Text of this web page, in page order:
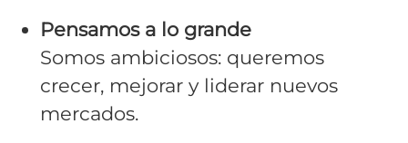
Pensamos a lo grande
Somos ambiciosos: queremos
crecer, mejorar y liderar nuevos
mercados.